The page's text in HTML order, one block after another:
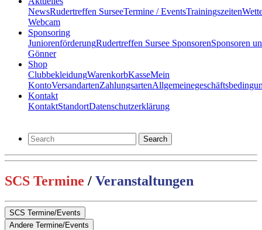
NewsRudertreffen SurseeTermine / EventsTrainingszeiten
Webcam
Sponsoring
JuniorenförderungRudertreffen Sursee SponsorenSponsoren
Gönner
Shop
ClubbekleidungWarenkorbKasseMein
KontoVersandartenZahlungsarten
Kontakt
KontaktStandortDatenschutzerklärung
Search
SCS Termine / Veranstaltungen
SCS Termine/Events
Andere Termine/Events